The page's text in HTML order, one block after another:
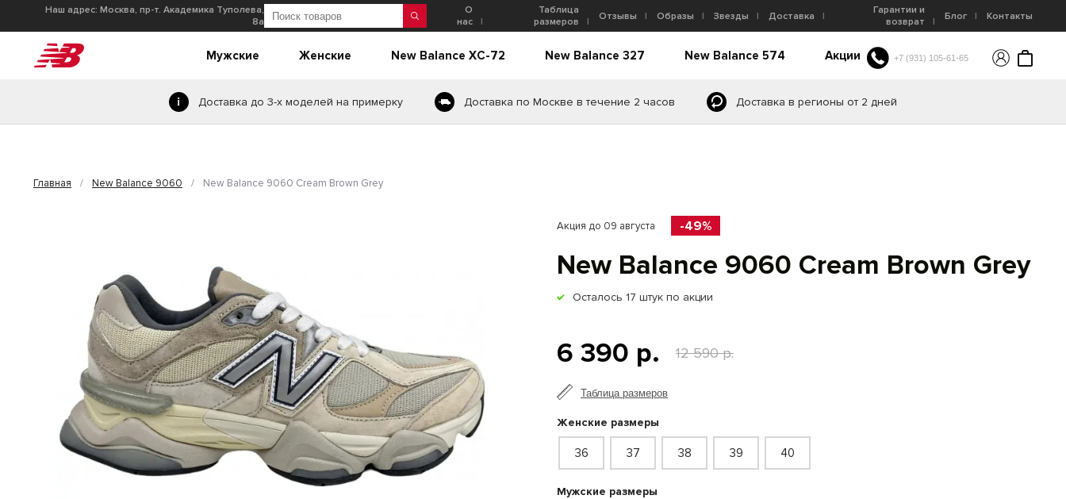
Наш адрес: Москва, пр-т. Академика Туполева,
8а
О
нас
Таблица
размеров
Отзывы Образы Звезды Доставка
Гарантии и
возврат
Блог Контакты
Мужские Женские New Balance XC-72 New Balance 327 New Balance 574 Акции +7 (931) 105-61-65
Доставка до 3-х моделей на примерку Доставка по Москве в течение 2 часов Доставка в регионы от 2 дней
Главная / New Balance 9060 / New Balance 9060 Cream Brown Grey
Акция до 09 августа -49%
New Balance 9060 Cream Brown Grey
Осталось 17 штук по акции
6 390 р. 12 590 р.
Таблица размеров
Женские размеры
36 37 38 39 40
Мужские размеры